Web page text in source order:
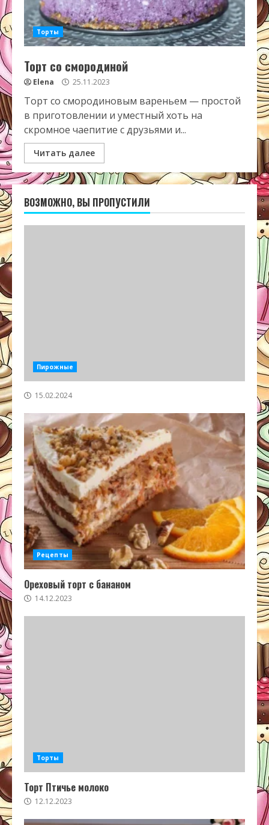
Торты
Торт со смородиной
Elena 25.11.2023
Торт со смородиновым вареньем — простой
в приготовлении и уместный хоть на
скромное чаепитие с друзьями и...
Читать далее
ВОЗМОЖНО, ВЫ ПРОПУСТИЛИ
Пирожные
15.02.2024
Рецепты
Ореховый торт с бананом
14.12.2023
Торты
Торт Птичье молоко
12.12.2023